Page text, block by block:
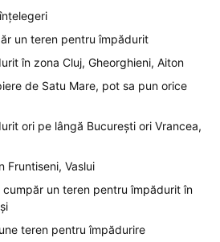
un teren pentru împădurit
în zona Cluj, Gheorghieni, Aiton
de Satu Mare, pot sa pun orice
ori pe lângă București ori Vrancea,
Fruntiseni, Vaslui
cumpăr un teren pentru împădurit în
teren pentru împădurire